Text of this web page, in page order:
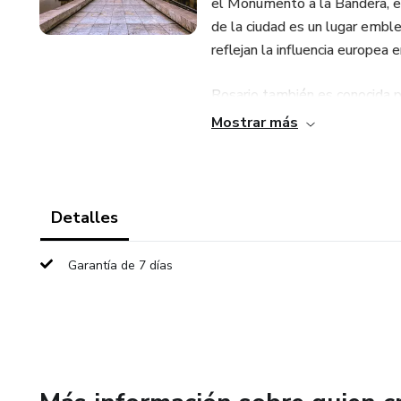
de la ciudad es un lugar
reflejan la influencia europea
Rosario también es conocida
restaurantes y centros de
Mostrar más
Detalles
Garantía de 7 días